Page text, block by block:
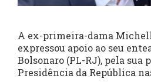
A ex-primeira-dama
expressou apoio ao seu
Bolsonaro (PL-RJ), pela sua
Presidência da República